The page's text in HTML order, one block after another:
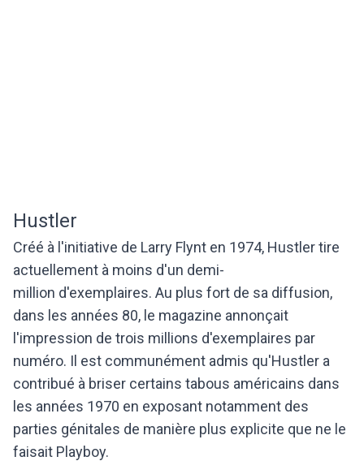
Hustler
Créé à l'initiative de Larry Flynt en 1974, Hustler tire
actuellement à moins d'un demi-
million d'exemplaires. Au plus fort de sa diffusion,
dans les années 80, le magazine annonçait
l'impression de trois millions d'exemplaires par
numéro. Il est communément admis qu'Hustler a
contribué à briser certains tabous américains dans
les années 1970 en exposant notamment des
parties génitales de manière plus explicite que ne le
faisait Playboy.